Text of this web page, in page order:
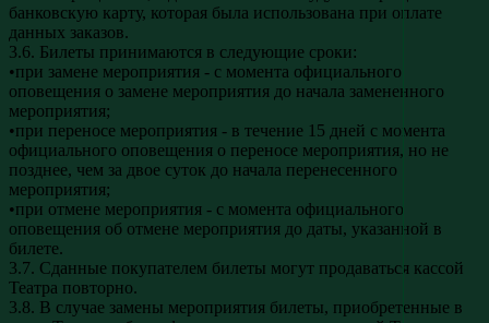
банковскую карту, которая была использована при оплате
данных заказов.
3.6. Билеты принимаются в следующие сроки:
•при замене мероприятия - с момента официального
оповещения о замене мероприятия до начала замененного
мероприятия;
•при переносе мероприятия - в течение 15 дней с момента
официального оповещения о переносе мероприятия, но не
позднее, чем за двое суток до начала перенесенного
мероприятия;
•при отмене мероприятия - с момента официального
оповещения об отмене мероприятия до даты, указанной в
билете.
3.7. Сданные покупателем билеты могут продаваться кассой
Театра повторно.
3.8. В случае замены мероприятия билеты, приобретенные в